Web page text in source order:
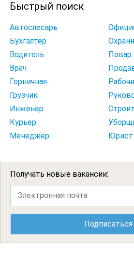
Быстрый поиск
Автослесарь
Бухгалтер
Водитель
Повар
Врач
Горничная
Грузчик
Инженер
Курьер
Менеджер
Юрист
Получать новые вакансии: